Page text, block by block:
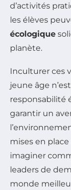
d’activités
les élèves
écologique
planète.
Inculturer ces
jeune âge
responsabilité
garantir un
mises en
imaginer
leaders de
monde